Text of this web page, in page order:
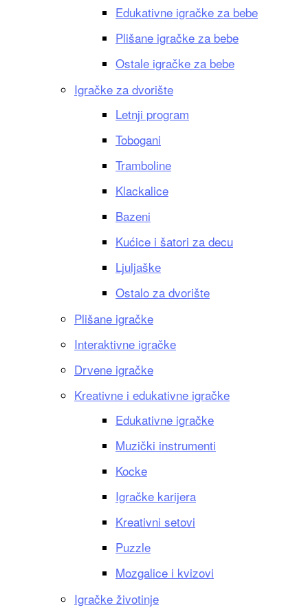
Edukativne igračke za bebe
Plišane igračke za bebe
Ostale igračke za bebe
Igračke za dvorište
Letnji program
Tobogani
Tramboline
Klackalice
Bazeni
Kućice i šatori za decu
Ljuljaške
Ostalo za dvorište
Plišane igračke
Interaktivne igračke
Drvene igračke
Kreativne i edukativne igračke
Edukativne igračke
Muzički instrumenti
Kocke
Igračke karijera
Kreativni setovi
Puzzle
Mozgalice i kvizovi
Igračke životinje